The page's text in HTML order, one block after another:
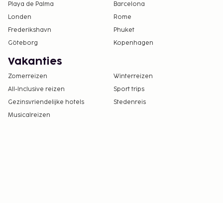
Playa de Palma
Barcelona
Londen
Rome
Frederikshavn
Phuket
Göteborg
Kopenhagen
Vakanties
Zomerreizen
Winterreizen
All-Inclusive reizen
Sport trips
Gezinsvriendelijke hotels
Stedenreis
Musicalreizen